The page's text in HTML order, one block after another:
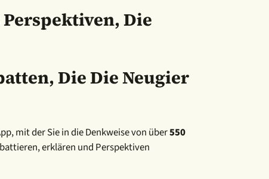
Die
Die Die Neugier
mit der Sie in die Denkweise von über550
erklären und Perspektiven